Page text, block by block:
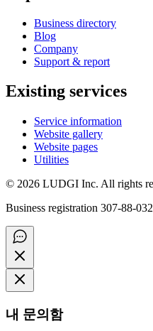
Business directory
Blog
Company
Support & report
Existing services
Service information
Website gallery
Website pages
Utilities
© 2026 LUDGI Inc. All rights
Business registration 307-88-
내 문의함